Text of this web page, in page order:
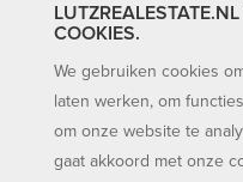
COOKIES.
We gebruiken cookies
laten werken, om
om onze website te
gaat akkoord met onze